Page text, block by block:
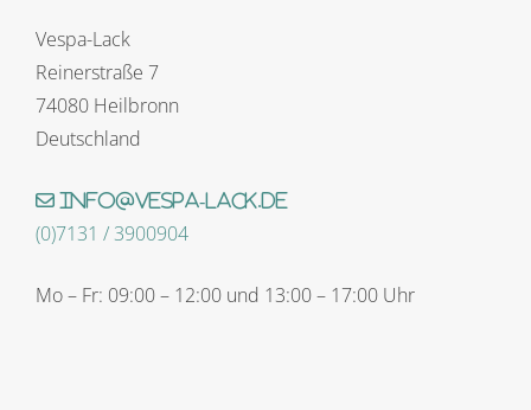
Vespa-Lack
Reinerstraße 7
74080 Heilbronn
Deutschland
info@vespa-lack.de
(0)7131 / 3900904
Mo – Fr: 09:00 – 12:00 und 13:00 – 17:00 Uhr